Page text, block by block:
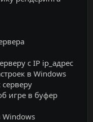
с IP ip_адрес
в Windows
игре в буфер
Windows